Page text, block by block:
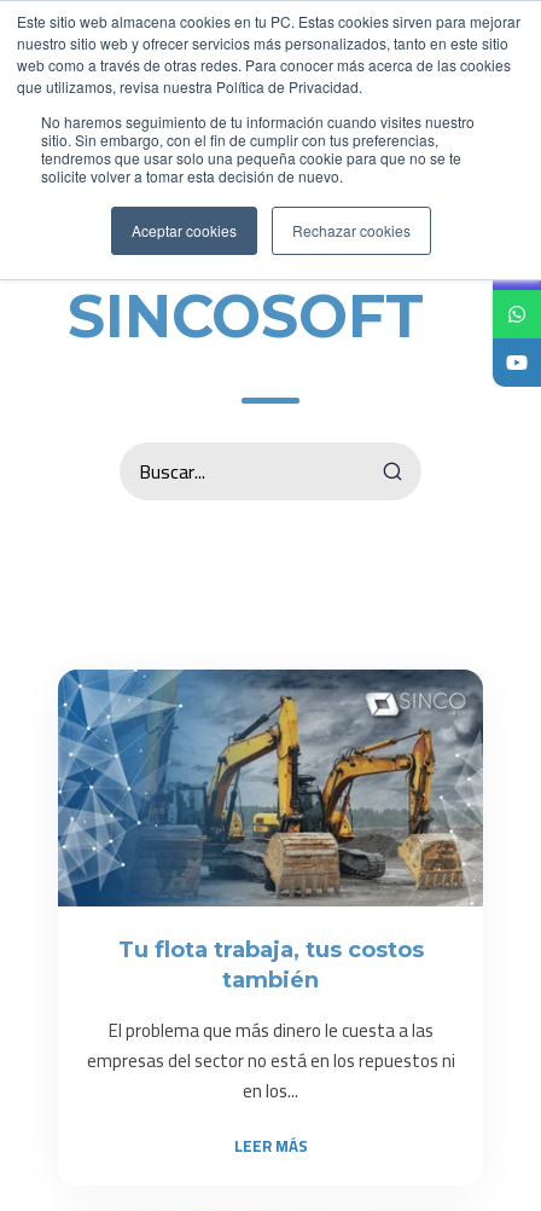
Este sitio web almacena cookies en tu PC. Estas cookies sirven para mejorar
nuestro sitio web y ofrecer servicios más personalizados, tanto en este sitio
web como a través de otras redes. Para conocer más acerca de las cookies
que utilizamos, revisa nuestra Política de Privacidad.
No haremos seguimiento de tu información cuando visites nuestro
sitio. Sin embargo, con el fin de cumplir con tus preferencias,
tendremos que usar solo una pequeña cookie para que no se te
solicite volver a tomar esta decisión de nuevo.
Aceptar cookies Rechazar cookies
Actualidad
SINCOSOFT
Tu flota trabaja, tus costos
también
El problema que más dinero le cuesta a las
empresas del sector no está en los repuestos ni
en los...
LEER MÁS